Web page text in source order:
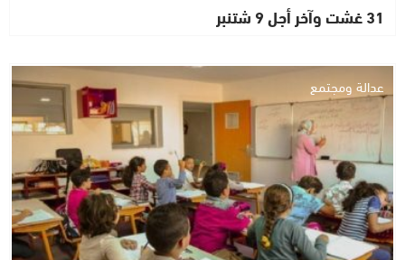
31 غشت وآخر أجل 9 شتنبر
عدالة ومجتمع